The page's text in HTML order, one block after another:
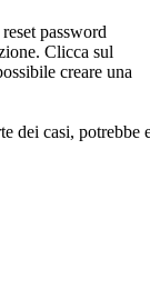
password
Clicca sul
creare una
dei casi, potrebbe